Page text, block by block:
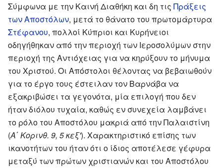
Σύμφωνα με την Καινή Διαθήκη και δη τις Πράξεις
των Αποστόλων, μετά το θάνατο του πρωτομάρτυρα
Στέφανου, πολλοί Κύπριοι και Κυρήνειοι
οδηγήθηκαν από την περιοχή των Ιεροσολύμων στην
περιοχή της Αντιόχειας για να κηρύξουν το μήνυμα
του Χριστού. Οι Απόστολοι θέλοντας να βεβαιωθούν
για το έργο τους έστειλαν τον Βαρνάβα να
εξακριβώσει τα γεγονότα, μία επιλογή που δεν
ήταν διόλου τυχαία, καθώς εν συνεχεία λαμβάνει
το ρόλο του Αποστόλου μακριά από την Παλαιστίνη
(Α΄ Κορινθ. 9, 5 κεξ'). Χαρακτηριστικό επίσης των
ικανοτήτων του ήταν ότι ο ίδιος αποτέλεσε γέφυρα
μεταξύ των πρώτων χριστιανών και του Αποστόλου